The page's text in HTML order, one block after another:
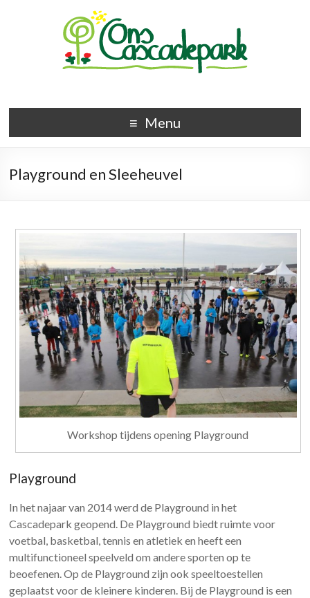
Menu
Playground en Sleeheuvel
Workshop tijdens opening Playground
Playground
In het najaar van 2014 werd de Playground in het
Cascadepark geopend. De Playground biedt ruimte voor
voetbal, basketbal, tennis en atletiek en heeft een
multifunctioneel speelveld om andere sporten op te
beoefenen. Op de Playground zijn ook speeltoestellen
geplaatst voor de kleinere kinderen. Bij de Playground is een